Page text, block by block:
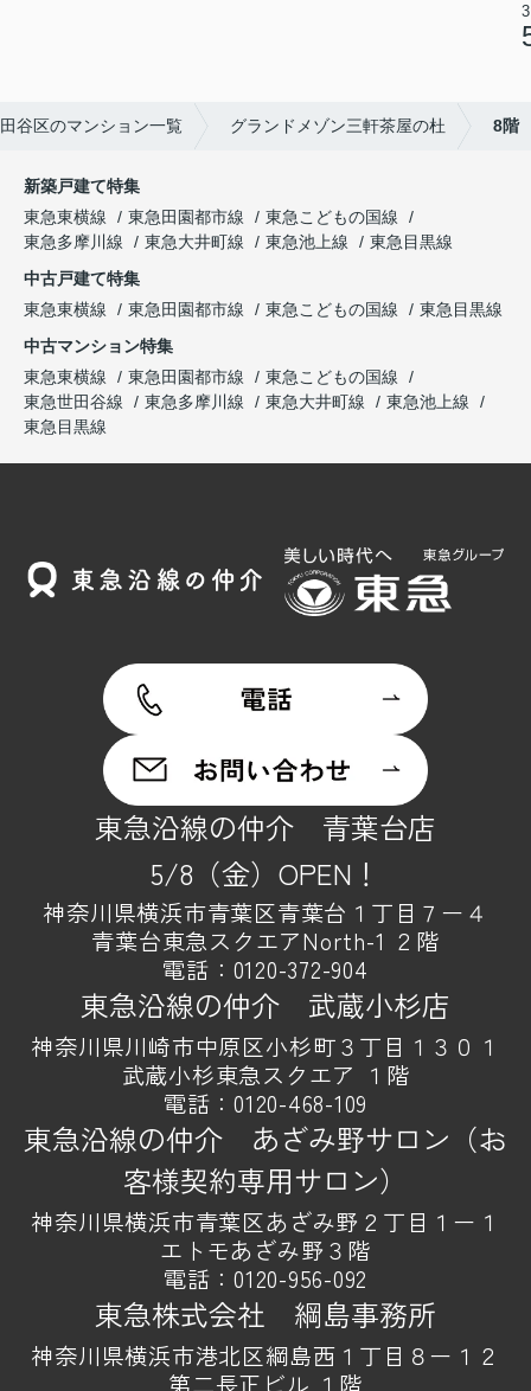
谷区のマンション一覧 グランドメゾン三軒茶屋の杜 8階
新築戸建て特集
東急東横線
東急田園都市線
東急こどもの国線
東急多摩川線
東急大井町線 東急池上線
東急目黒線
中古戸建て特集
東急東横線
東急田園都市線 東急こどもの国線
東急目黒線
中古マンション特集
東急東横線
東急田園都市線
東急こどもの国線
東急世田谷線
東急多摩川線 東急大井町線
東急池上線
東急目黒線
東急沿線の仲介 青葉台店
5/8（金）OPEN！
神奈川県横浜市青葉区青葉台１丁目７ー４
青葉台東急スクエアNorth-1 ２階
電話： 0120-372-904
東急沿線の仲介 武蔵小杉店
神奈川県川崎市中原区小杉町３丁目１３０１
武蔵小杉東急スクエア １階
電話：0120-468-109
東急沿線の仲介 あざみ野サロン（お
客様契約専用サロン）
神奈川県横浜市青葉区あざみ野２丁目１ー１
エトモあざみ野３階
電話：0120-956-092
東急株式会社 綱島事務所
神奈川県横浜市港北区綱島西１丁目８ー１２
第二長正ビル １階